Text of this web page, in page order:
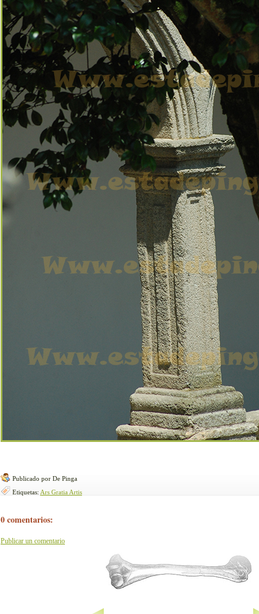
Publicado por De Pinga
Etiquetas: Ars Gratia Artis
0 comentarios:
Publicar un comentario